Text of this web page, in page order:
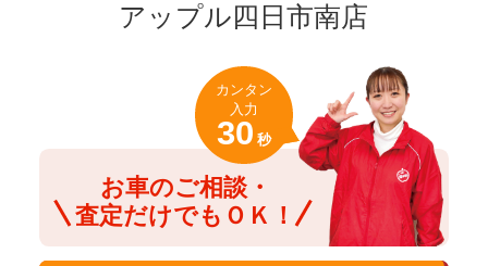
アップル四日市南店
お車のご相談・
査定だけでもＯＫ！
カンタン
入力
30 秒